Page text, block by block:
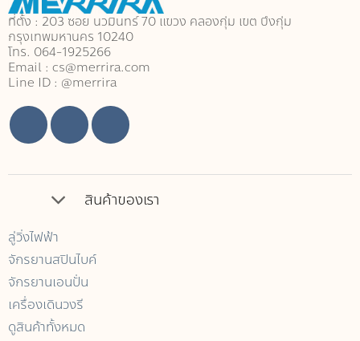
ที่ตั้ง : 203 ซอย นวมินทร์ 70 แขวง คลองกุ่ม เขต บึงกุ่ม
กรุงเทพมหานคร 10240
โทร. 064-1925266
Email : cs@merrira.com
Line ID : @merrira
สินค้าของเรา
ลู่วิ่งไฟฟ้า
จักรยานสปินไบค์
จักรยานเอนปั่น
เครื่องเดินวงรี
ดูสินค้าทั้งหมด